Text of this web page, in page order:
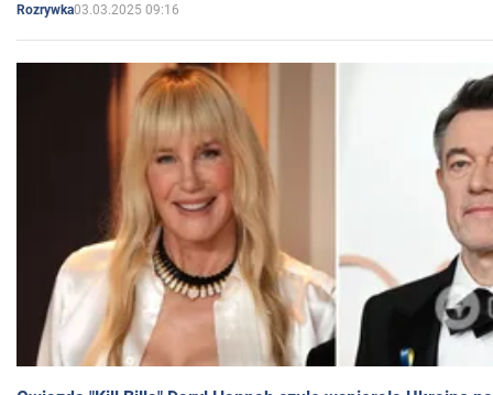
Rozrywka03.03.2025 09:16